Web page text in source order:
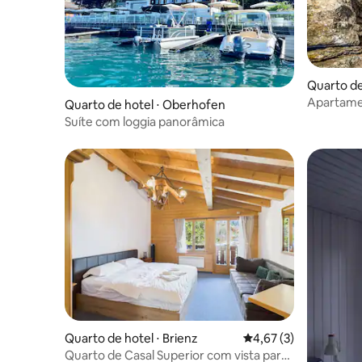
Quarto de hotel ⋅ Oberhofen
Suíte com loggia panorâmica
Quarto
Quarto de hotel ⋅ Brienz 4,67 de uma
4,67 (3)
Quarto de Casal Superior com vista para